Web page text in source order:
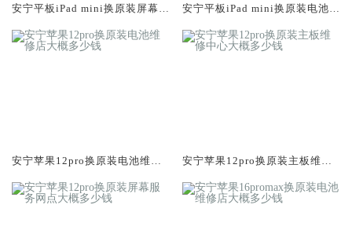
安宁平板iPad mini换原装屏幕服
安宁平板iPad mini换原装电池维
安宁苹果12pro换原装电池维修
安宁苹果12pro换原装主板维修